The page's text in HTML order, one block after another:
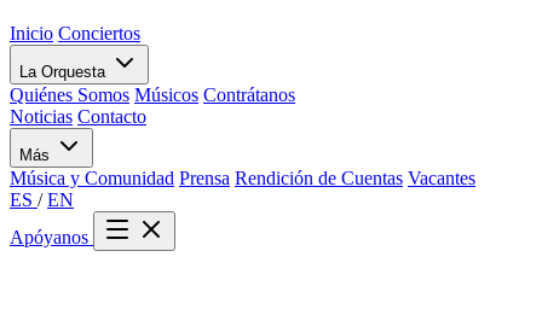
Inicio Conciertos
La Orquesta
Quiénes Somos Músicos Contrátanos
Noticias Contacto
Más
Música y Comunidad Prensa Rendición de Cuentas Vacantes
ES / EN
Apóyanos